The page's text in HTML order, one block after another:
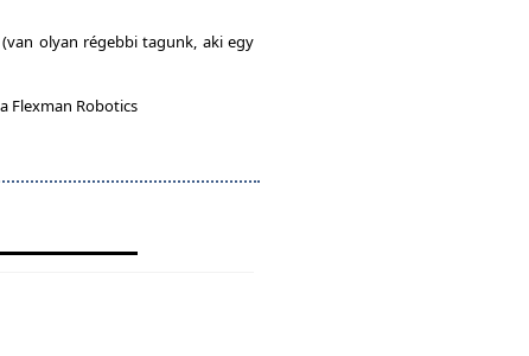
olyan régebbi tagunk, aki egy
Flexman Robotics